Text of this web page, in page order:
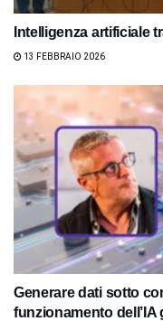
Intelligenza artificiale
13 FEBBRAIO 2026
Generare dati sotto
funzionamento dell’IA